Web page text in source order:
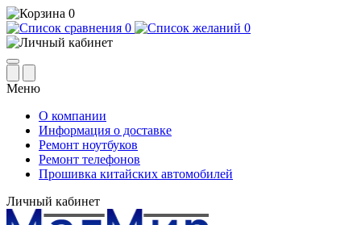
0
0
0
Меню
О компании
Информация о доставке
Ремонт ноутбуков
Ремонт телефонов
Прошивка китайских автомобилей
Личный кабинет